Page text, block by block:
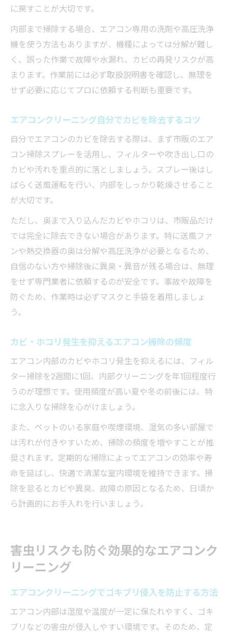
に戻すことが大切です。
内部まで掃除する場合、エアコン専用の洗剤や高圧洗浄
機を使う方法もありますが、機種によっては分解が難し
く、誤った作業で故障や水漏れ、カビの再発リスクが高
まります。作業前には必ず取扱説明書を確認し、無理を
せず必要に応じてプロに依頼する判断も重要です。
エアコンクリーニング自分でカビを除去するコツ
自分でエアコンのカビを除去する際は、まず市販のエア
コン掃除スプレーを活用し、フィルターや吹き出し口の
カビや汚れを重点的に落としましょう。スプレー後はし
ばらく送風運転を行い、内部をしっかり乾燥させること
が大切です。
ただし、奥まで入り込んだカビやホコリは、市販品だけ
では完全に除去できない場合があります。特に送風ファ
ンや熱交換器の奥は分解や高圧洗浄が必要となるため、
自信のない方や掃除後に異臭・異音が残る場合は、無理
をせず専門業者に依頼するのが安全です。事故や故障を
防ぐため、作業時は必ずマスクと手袋を着用しましょ
う。
カビ・ホコリ発生を抑えるエアコン掃除の頻度
エアコン内部のカビやホコリ発生を抑えるには、フィル
ター掃除を2週間に1回、内部クリーニングを年1回程度行
うのが理想です。使用頻度が高い夏や冬の前後には、特
に念入りな掃除を心がけましょう。
また、ペットのいる家庭や喫煙環境、湿気の多い部屋で
は汚れが付きやすいため、掃除の頻度を増やすことが推
奨されます。定期的な掃除によってエアコンの効率や寿
命を延ばし、快適で清潔な室内環境を維持できます。掃
除を怠るとカビや異臭、故障の原因となるため、日頃か
ら計画的にお手入れを行いましょう。
害虫リスクも防ぐ効果的なエアコンク
リーニング
エアコンクリーニングでゴキブリ侵入を防止する方法
エアコン内部は湿度や温度が一定に保たれやすく、ゴキ
ブリなどの害虫が侵入しやすい環境です。そのため、定